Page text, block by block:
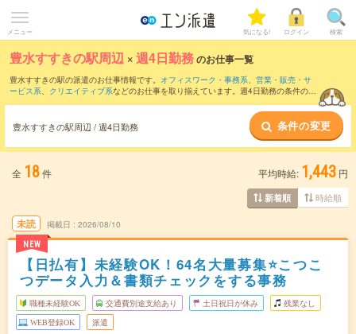
メニュー 気になる! ログイン 検索
豊水すすきの駅周辺 ×週4日勤務のお仕事一覧
豊水すすきの駅の派遣のお仕事情報です。 オフィスワーク・事務系、 営業・販売・サ
ービス系、 クリエイティブ系などのお仕事を取り揃えています。週4日勤務の条件の他
豊水すすきの駅周辺 / 週4日勤務 条件の変更
全 18件 平均時給: 1,443 円
新着順 時給順
未読
NEW
掲載日 2026/08/10
【日払有】未経験OK！64名大量募集⭐こつこ
つデータ入力＆書類チェックをする事務
職種未経験OK 交通費別途支給あり 土日祝日が休み 残業なし
WEB登録OK 派遣